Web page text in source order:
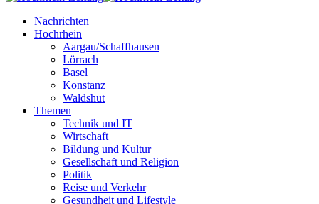
Nachrichten
Hochrhein
Aargau/Schaffhausen
Lörrach
Basel
Konstanz
Waldshut
Themen
Technik und IT
Wirtschaft
Bildung und Kultur
Gesellschaft und Religion
Politik
Reise und Verkehr
Gesundheit und Lifestyle